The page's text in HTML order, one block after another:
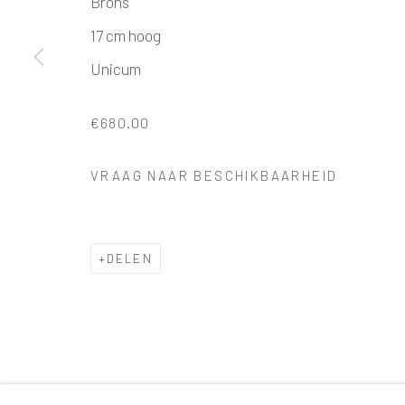
17 cm hoog
Unicum
€680.00
VRAAG NAAR BESCHIKBAARHEID
DELEN